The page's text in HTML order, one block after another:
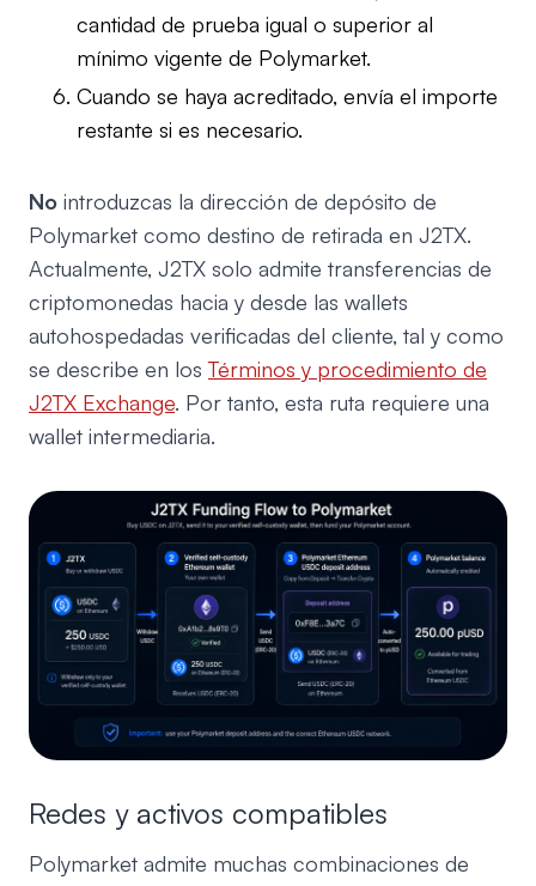
cantidad de prueba igual o superior al
mínimo vigente de Polymarket.
Cuando se haya acreditado, envía el importe
restante si es necesario.
No introduzcas la dirección de depósito de
Polymarket como destino de retirada en J2TX.
Actualmente, J2TX solo admite transferencias de
criptomonedas hacia y desde las wallets
autohospedadas verificadas del cliente, tal y como
se describe en losTérminos y procedimiento de
J2TX Exchange. Por tanto, esta ruta requiere una
wallet intermediaria.
Redes y activos compatibles
Polymarket admite muchas combinaciones de